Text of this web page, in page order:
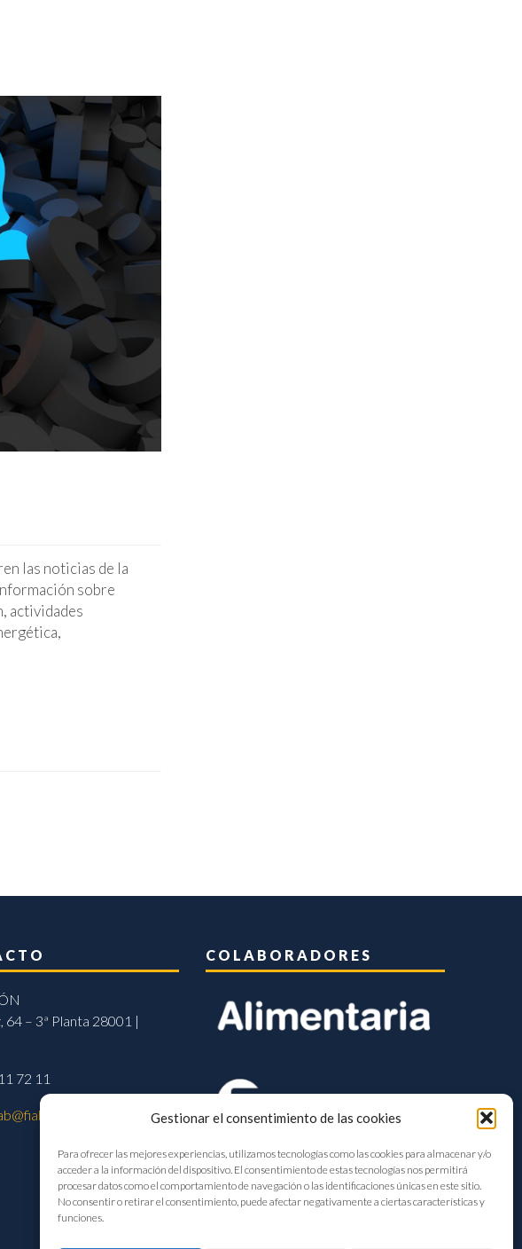
Gestionar el consentimiento de las cookies
Para ofrecer las mejores experiencias, utilizamos tecnologías como las cookies para almacenar y/o
acceder a la información del dispositivo. El consentimiento de estas tecnologías nos permitirá
procesar datos como el comportamiento de navegación o las identificaciones únicas en este sitio.
No consentir o retirar el consentimiento, puede afectar negativamente a ciertas características y
funciones.
las noticias de la
sobre
actividades
64 – 3ª Planta 28001 |
72 11
COLABORADORES